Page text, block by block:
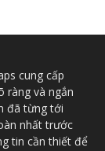
cung cấp
ràng và ngắn
đã từng tới
nhất trước
tin cần thiết để